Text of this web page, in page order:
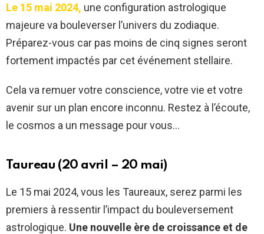
Le 15 mai 2024, une configuration astrologique
majeure va bouleverser l’univers du zodiaque.
Préparez-vous car pas moins de cinq signes seront
fortement impactés par cet événement stellaire.
Cela va remuer votre conscience, votre vie et votre
avenir sur un plan encore inconnu. Restez à l’écoute,
le cosmos a un message pour vous…
Taureau (20 avril – 20 mai)
Le 15 mai 2024, vous les Taureaux, serez parmi les
premiers à ressentir l’impact du bouleversement
astrologique. Une nouvelle ère de croissance et de